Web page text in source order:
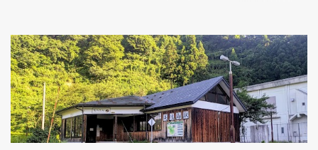
みの比較 患者の視点 解決策 なぜ「逆紹介」が重要なのか？ 医師
の働き方改革が進む中、大病院の外来負担軽減は喫緊の課題で
す。その鍵となるのが、地域の診療所へ患者を紹介する「逆紹
介」の推進です。しかし、その取り組みには大きな壁が存在しま
す。このレポートでは、データに基づき現状を分析し、未来への
道筋を探ります。 課題：大病院に集中する「再診」患者 紹介状の